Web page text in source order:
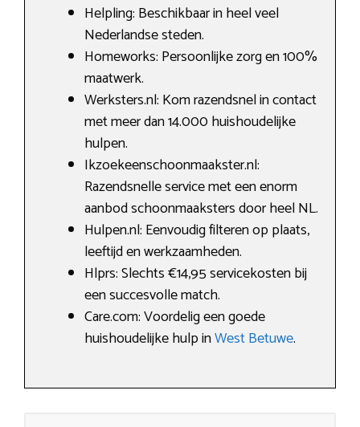
Helpling: Beschikbaar in heel veel
Nederlandse steden.
Homeworks: Persoonlijke zorg en 100%
maatwerk.
Werksters.nl: Kom razendsnel in contact
met meer dan 14.000 huishoudelijke
hulpen.
Ikzoekeenschoonmaakster.nl:
Razendsnelle service met een enorm
aanbod schoonmaaksters door heel NL.
Hulpen.nl: Eenvoudig filteren op plaats,
leeftijd en werkzaamheden.
Hlprs: Slechts €14,95 servicekosten bij
een succesvolle match.
Care.com: Voordelig een goede
huishoudelijke hulp inWest Betuwe.